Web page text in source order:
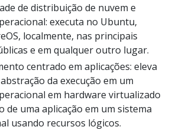
de distribuição de nuvem e
executa no Ubuntu,
localmente, nas principais
e em qualquer outro lugar.
centrado em aplicações: eleva
da execução em um
em hardware virtualizado
de uma aplicação em um sistema
usando recursos lógicos.